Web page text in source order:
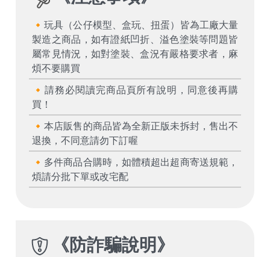
🔸玩具（公仔模型、盒玩、扭蛋）皆為工廠大量
製造之商品，如有證紙凹折、溢色塗裝等問題皆
屬常見情況，如對塗裝、盒況有嚴格要求者，麻
煩不要購買
🔸請務必閱讀完商品頁所有說明，同意後再購
買！
🔸本店販售的商品皆為全新正版未拆封，售出不
退換，不同意請勿下訂喔
🔸多件商品合購時，如體積超出超商寄送規範，
煩請分批下單或改宅配
《防詐騙說明》